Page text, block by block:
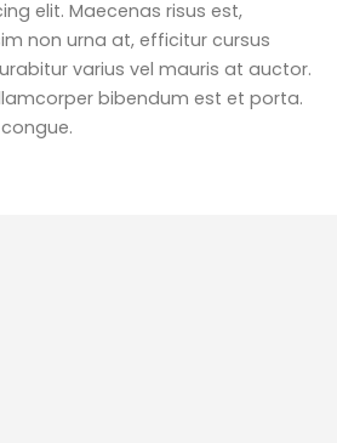
elit. Maecenas risus est,
non urna at, efficitur cursus
varius vel mauris at auctor.
bibendum est et porta.